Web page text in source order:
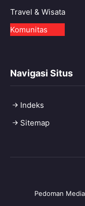
Travel & Wisata
Komunitas
Navigasi Situs
Indeks
Sitemap
Pedoman